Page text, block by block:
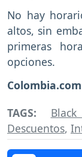
No hay
altos, sin
primeras
opciones.
Colombia.com
TAGS:
Descuentos,